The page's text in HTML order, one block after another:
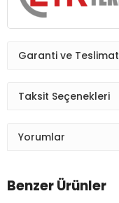
Garanti ve Teslimat
Taksit Seçenekleri
Yorumlar
Benzer Ürünler